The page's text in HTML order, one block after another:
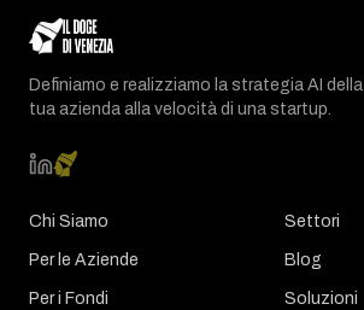
Definiamo e realizziamo la strategia AI della
tua azienda alla velocità di una startup.
Chi Siamo
Per le Aziende
Per i Fondi
Settori
Blog
Soluzioni